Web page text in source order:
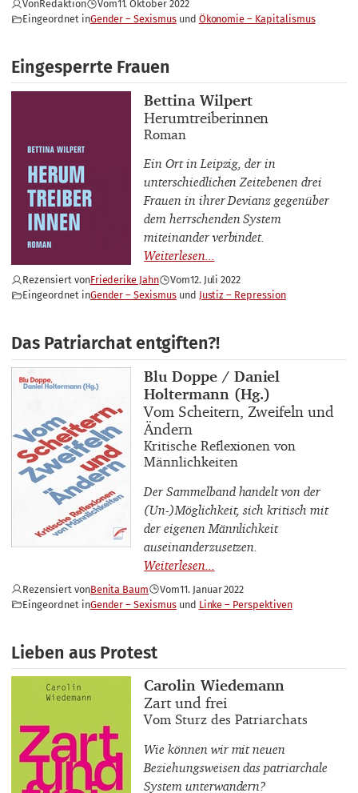
VonRedaktion Vom11. Oktober 2022
Eingeordnet inGender – Sexismus Ökonomie – Kapitalismus
Eingesperrte Frauen
Buchautor_innen
Bettina Wilpert
Buchtitel
Herumtreiberinnen
Buchuntertitel
Roman
Ein Ort in Leipzig, der in
unterschiedlichen Zeitebenen drei
Frauen in ihrer Devianz gegenüber
dem herrschenden System
miteinander verbindet.
Rezensiert vonFriederike Jahn Vom12. Juli 2022
Eingeordnet inGender – Sexismus Justiz – Repression
Das Patriarchat entgiften?!
Buchautor_innen
Blu Doppe / Daniel
Holtermann (Hg.)
Buchtitel
Vom Scheitern, Zweifeln und
Ändern
Buchuntertitel
Kritische Reflexionen von
Männlichkeiten
Der Sammelband handelt von der
(Un-)Möglichkeit, sich kritisch mit
der eigenen Männlichkeit
auseinanderzusetzen.
Rezensiert vonBenita Baum Vom11. Januar 2022
Eingeordnet inGender – Sexismus Linke – Perspektiven
Lieben aus Protest
Buchautor_innen
Carolin Wiedemann
Buchtitel
Zart und frei
Buchuntertitel
Vom Sturz des Patriarchats
Wie können wir mit neuen
Beziehungsweisen das patriarchale
System unterwandern?